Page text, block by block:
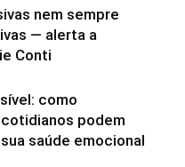
nem sempre
— alerta a
Conti
como
podem
saúde emocional